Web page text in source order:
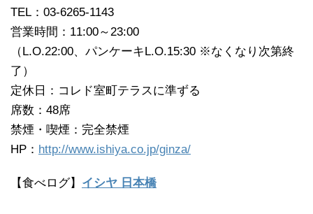
TEL：03-6265-1143
営業時間：11:00～23:00
（L.O.22:00、パンケーキL.O.15:30 ※なくなり次第終
了）
定休日：コレド室町テラスに準ずる
席数：48席
禁煙・喫煙：完全禁煙
HP： http://www.ishiya.co.jp/ginza/
【食べログ】 イシヤ 日本橋